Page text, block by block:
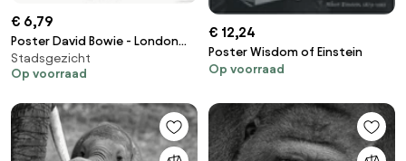
€ 6,79
Poster David Bowie - London
1977
Stadsgezicht
Op voorraad
€ 12,24
Poster Wisdom of Einstein
Op voorraad